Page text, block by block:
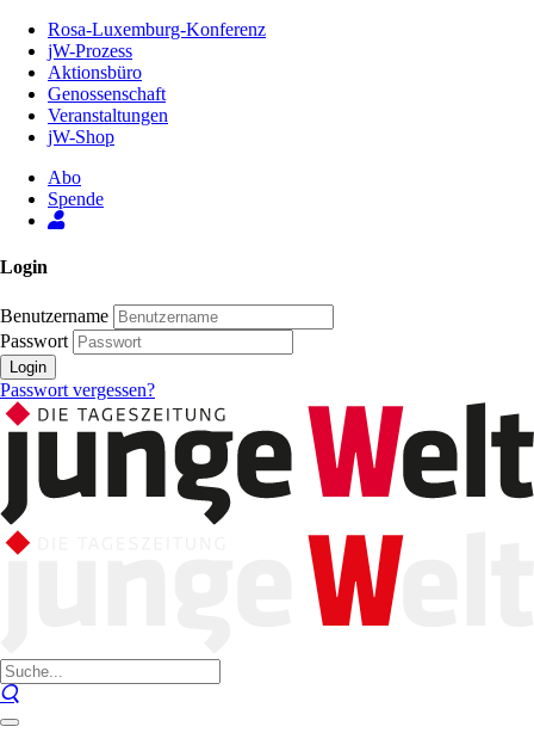
Inhalt
Seite
Rosa-Luxemburg-Konferenz
jW-Prozess
Aktionsbüro
Genossenschaft
Veranstaltungen
jW-Shop
Abo
Spende
Login
Benutzername
Passwort
Login
Passwort vergessen?